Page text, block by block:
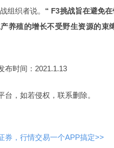
组织者说。 “ F3挑战旨在避免
养殖的增长不受野生资源的束
布时间：2021.1.13
，如若侵权，联系删除。
券，行情交易一个APP搞定>>